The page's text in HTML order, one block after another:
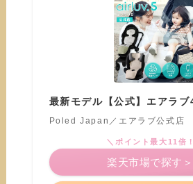
最新モデル【公式】エアラブ
Poled Japan／エアラブ公式店
＼ポイント最大11倍
楽天市場で探す＞